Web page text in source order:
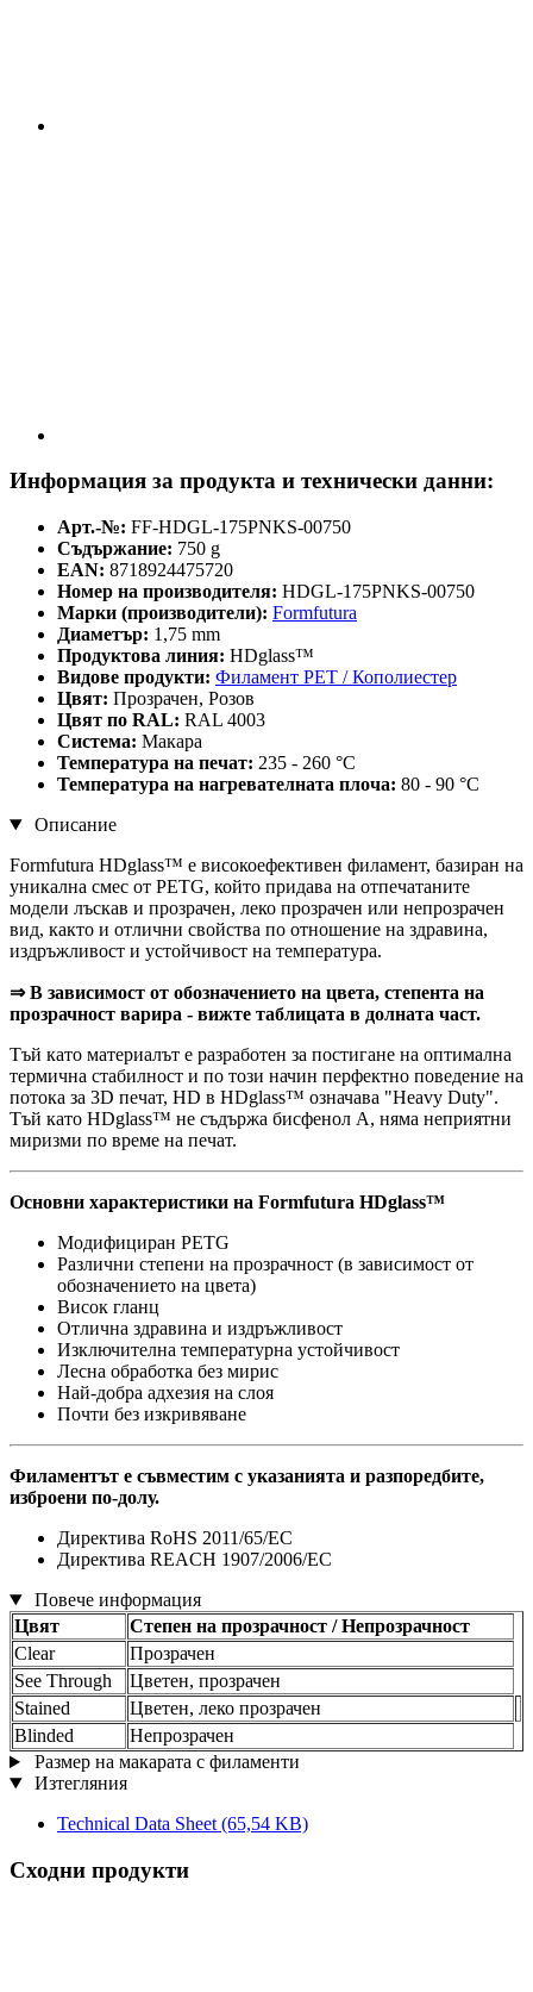
Информация за продукта и технически данни:
Арт.-№: FF-HDGL-175PNKS-00750
Съдържание: 750 g
EAN: 8718924475720
Номер на производителя: HDGL-175PNKS-00750
Марки (производители): Formfutura
Диаметър: 1,75 mm
Продуктова линия: HDglass™
Видове продукти: Филамент PET / Кополиестер
Цвят: Прозрачен, Розов
Цвят по RAL: RAL 4003
Система: Макара
Температура на печат: 235 - 260 °C
Температура на нагревателната плоча: 80 - 90 °C
Описание
Formfutura HDglass™ е високоефективен филамент, базиран на
уникална смес от PETG, който придава на отпечатаните
модели лъскав и прозрачен, леко прозрачен или непрозрачен
вид, както и отлични свойства по отношение на здравина,
издръжливост и устойчивост на температура.
⇒ В зависимост от обозначението на цвета, степента на
прозрачност варира - вижте таблицата в долната част.
Тъй като материалът е разработен за постигане на оптимална
термична стабилност и по този начин перфектно поведение на
потока за 3D печат, HD в HDglass™ означава "Heavy Duty".
Тъй като HDglass™ не съдържа бисфенол А, няма неприятни
миризми по време на печат.
Основни характеристики на Formfutura HDglass™
Модифициран PETG
Различни степени на прозрачност (в зависимост от
обозначението на цвета)
Висок гланц
Отлична здравина и издръжливост
Изключителна температурна устойчивост
Лесна обработка без мирис
Най-добра адхезия на слоя
Почти без изкривяване
Филаментът е съвместим с указанията и разпоредбите,
изброени по-долу.
Директива RoHS 2011/65/EC
Директива REACH 1907/2006/EC
Повече информация
Цвят
Степен на прозрачност / Непрозрачност
Clear
Прозрачен
See Through
Цветен, прозрачен
Stained
Цветен, леко прозрачен
Blinded
Непрозрачен
Размер на макарата с филаменти
Изтегляния
Technical Data Sheet (65,54 KB)
Сходни продукти